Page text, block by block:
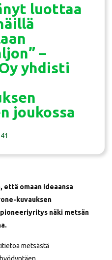
luottaa
–
yhdisti
joukossa
että omaan ideaansa
kuvauksen
näki metsän
metsästä